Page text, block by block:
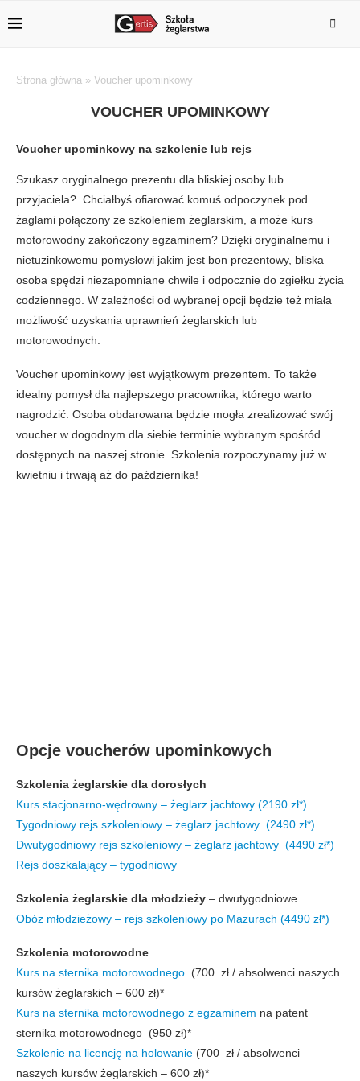
Strona główna » Voucher upominkowy
VOUCHER UPOMINKOWY
Voucher upominkowy na szkolenie lub rejs
Szukasz oryginalnego prezentu dla bliskiej osoby lub
przyjaciela? Chciałbyś ofiarować komuś odpoczynek pod
żaglami połączony ze szkoleniem żeglarskim, a może kurs
motorowodny zakończony egzaminem? Dzięki oryginalnemu i
nietuzinkowemu pomysłowi jakim jest bon prezentowy, bliska
osoba spędzi niezapomniane chwile i odpocznie do zgiełku życia
codziennego. W zależności od wybranej opcji będzie też miała
możliwość uzyskania uprawnień żeglarskich lub
motorowodnych.
Voucher upominkowy jest wyjątkowym prezentem. To także
idealny pomysł dla najlepszego pracownika, którego warto
nagrodzić. Osoba obdarowana będzie mogła zrealizować swój
voucher w dogodnym dla siebie terminie wybranym spośród
dostępnych na naszej stronie. Szkolenia rozpoczynamy już w
kwietniu i trwają aż do października!
Opcje voucherów upominkowych
Szkolenia żeglarskie dla dorosłych
Kurs stacjonarno-wędrowny – żeglarz jachtowy (2190 zł*)
Tygodniowy rejs szkoleniowy – żeglarz jachtowy (2490 zł*)
Dwutygodniowy rejs szkoleniowy – żeglarz jachtowy (4490 zł*)
Rejs doszkalający – tygodniowy
Szkolenia żeglarskie dla młodzieży – dwutygodniowe
Obóz młodzieżowy – rejs szkoleniowy po Mazurach (4490 zł*)
Szkolenia motorowodne
Kurs na sternika motorowodnego (700 zł / absolwenci naszych
kursów żeglarskich – 600 zł)*
Kurs na sternika motorowodnego z egzaminem na patent
sternika motorowodnego (950 zł)*
Szkolenie na licencję na holowanie (700 zł / absolwenci
naszych kursów żeglarskich – 600 zł)*